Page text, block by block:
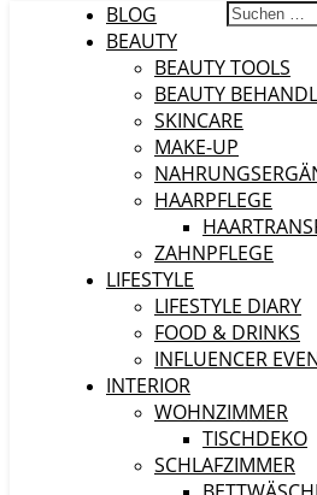
BLOG
BEAUTY
BEAUTY TOOLS
BEAUTY
SKINCARE
MAKE-UP
HAARPFLEGE
ZAHNPFLEGE
LIFESTYLE
LIFESTYLE DIARY
FOOD & DRINKS
INFLUENCER
INTERIOR
WOHNZIMMER
TISCHDEKO
SCHLAFZIMMER